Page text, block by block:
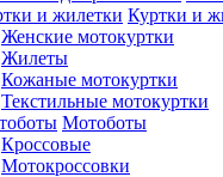
Куртки и
Женские мотокуртки
Жилеты
Кожаные мотокуртки
Текстильные мотокуртки
Мотоботы
Кроссовые
Мотокроcсовки